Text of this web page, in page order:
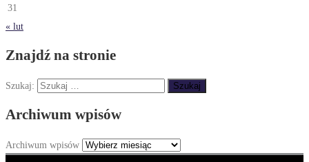
31
« lut
Znajdź na stronie
Szukaj:
Archiwum wpisów
Archiwum wpisów